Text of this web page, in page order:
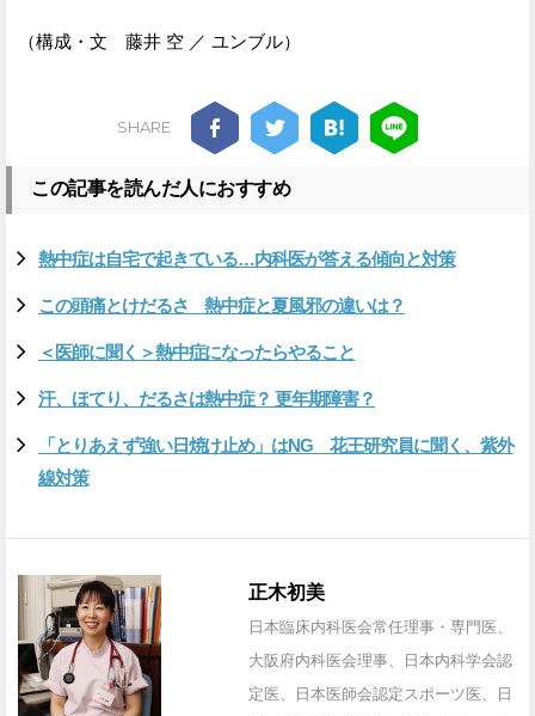
（構成・文 藤井 空 ／ ユンブル）
SHARE
この記事を読んだ人におすすめ
熱中症は自宅で起きている…内科医が答える傾向と対策
この頭痛とけだるさ 熱中症と夏風邪の違いは？
＜医師に聞く＞熱中症になったらやること
汗、ほてり、だるさは熱中症？ 更年期障害？
「とりあえず強い日焼け止め」はNG 花王研究員に聞く、紫外
線対策
正木初美
日本臨床内科医会常任理事・専門医、
大阪府内科医会理事、日本内科学会認
定医、日本医師会認定スポーツ医、日